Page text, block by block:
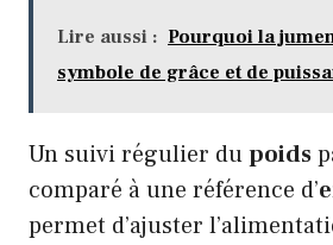
Lire aussi : Pourquoi la
symbole de grâce et de
Un suivi régulier dupoids
comparé à une référence d’
permet d’ajuster